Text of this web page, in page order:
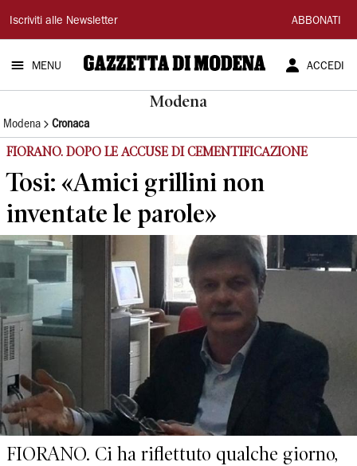
Gazzetta
di
Modena
Iscriviti alle Newsletter ABBONATI
MENU ACCEDI
Modena
Modena Cronaca
FIORANO. DOPO LE ACCUSE DI CEMENTIFICAZIONE
Tosi: «Amici grillini non
inventate le parole»
FIORANO. Ci ha riflettuto qualche giorno,